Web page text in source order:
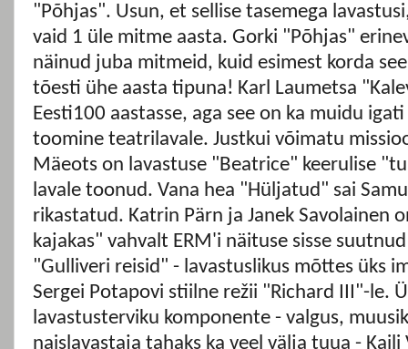
"Põhjas". Usun, et sellise tasemega
vaid 1 üle mitme aasta. Gorki "Põhjas"
näinud juba mitmeid, kuid esimest korda
tõesti ühe aasta tipuna! Karl Laumetsa
Eesti100 aastasse, aga see on ka muidu
toomine teatrilavale. Justkui võimatu
Mäeots on lavastuse "Beatrice" keerulise
lavale toonud. Vana hea "Hüljatud" sai
rikastatud. Katrin Pärn ja Janek Savolainen
kajakas" vahvalt ERM'i näituse sisse
"Gulliveri reisid" - lavastuslikus mõttes üks
Sergei Potapovi stiilne režii "Richard III"-le.
lavastusterviku komponente - valgus,
naislavastaja tahaks ka veel välja tuua -